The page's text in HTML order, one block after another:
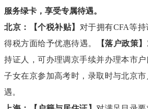
服务绿卡，享受专属待遇。
北京：【个税补贴】 对于拥有CFA等
得税方面给予优惠待遇。
【落户政策】
持证人，可办理调京手续并办理本市户
子女在京参加高考时，录取时与北京
遇。